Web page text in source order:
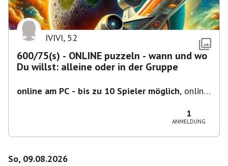
IVIVI, 52
600/75(s) - ONLINE puzzeln - wann und wo
Du willst: alleine oder in der Gruppe
online am PC - bis zu 10 Spieler möglich, online
1
ANMELDUNG
So, 09.08.2026